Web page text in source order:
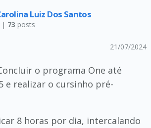
Luiz Dos Santos
| 73 posts
21/07/2024
o programa One até
e realizar o cursinho pré-
8 horas por dia, intercalando